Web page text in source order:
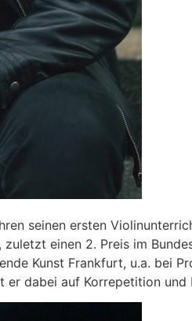
seinen ersten
einen 2. Preis im
Kunst Frankfurt, u.a. bei
er dabei auf Korrepetition und